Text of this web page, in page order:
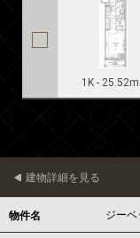
1K -
建物詳細を見る
物件名 ジー